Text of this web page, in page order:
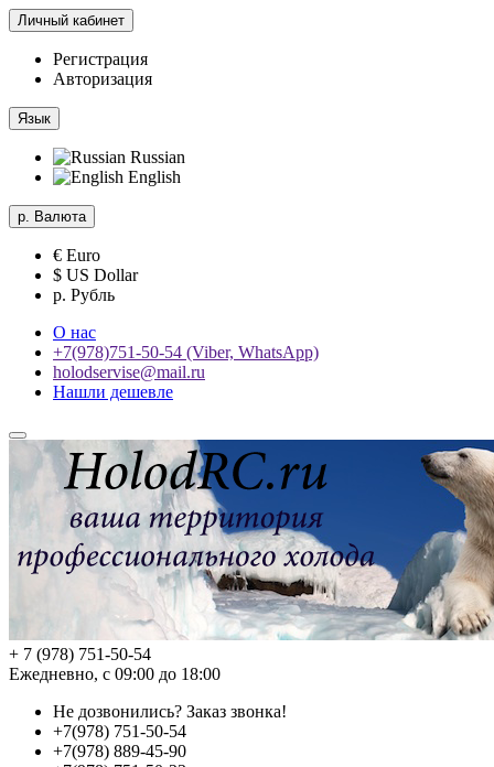
Личный кабинет
Регистрация
Авторизация
Язык
Russian
English
р. Валюта
€ Euro
$ US Dollar
р. Рубль
О нас
+7(978)751-50-54 (Viber, WhatsApp)
holodservise@mail.ru
Нашли дешевле
+ 7 (978) 751-50-54
Ежедневно, с 09:00 до 18:00
Не дозвонились? Заказ звонка!
+7(978) 751-50-54
+7(978) 889-45-90